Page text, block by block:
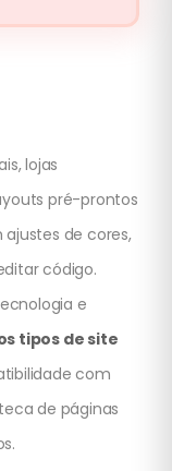
lojas
pré-prontos
ajustes de cores,
código.
e
tipos de site
com
de páginas